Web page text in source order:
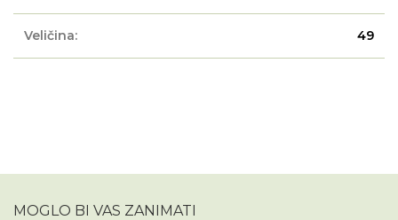
Veličina: 49
MOGLO BI VAS ZANIMATI